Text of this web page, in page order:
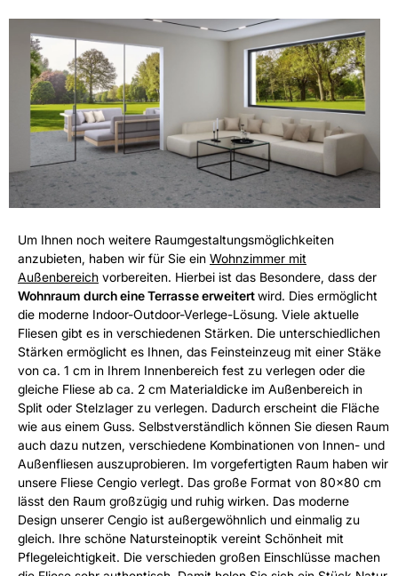
Um Ihnen noch weitere Raumgestaltungsmöglichkeiten
anzubieten, haben wir für Sie ein Wohnzimmer mit
Außenbereich vorbereiten. Hierbei ist das Besondere, dass der
Wohnraum durch eine Terrasse erweitertwird. Dies ermöglicht
die moderne Indoor-Outdoor-Verlege-Lösung. Viele aktuelle
Fliesen gibt es in verschiedenen Stärken. Die unterschiedlichen
Stärken ermöglicht es Ihnen, das Feinsteinzeug mit einer Stäke
von ca. 1 cm in Ihrem Innenbereich fest zu verlegen oder die
gleiche Fliese ab ca. 2 cm Materialdicke im Außenbereich in
Split oder Stelzlager zu verlegen. Dadurch erscheint die Fläche
wie aus einem Guss. Selbstverständlich können Sie diesen Raum
auch dazu nutzen, verschiedene Kombinationen von Innen- und
Außenfliesen auszuprobieren. Im vorgefertigten Raum haben wir
unsere Fliese Cengio verlegt. Das große Format von 80x80 cm
lässt den Raum großzügig und ruhig wirken. Das moderne
Design unserer Cengio ist außergewöhnlich und einmalig zu
gleich. Ihre schöne Natursteinoptik vereint Schönheit mit
Pflegeleichtigkeit. Die verschieden großen Einschlüsse machen